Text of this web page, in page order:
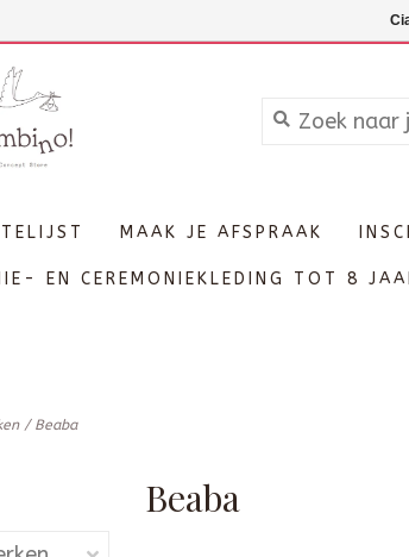
MAAK JE AFSPRAAK
EN CEREMONIEKLEDING TOT 8
/ Beaba
Beaba